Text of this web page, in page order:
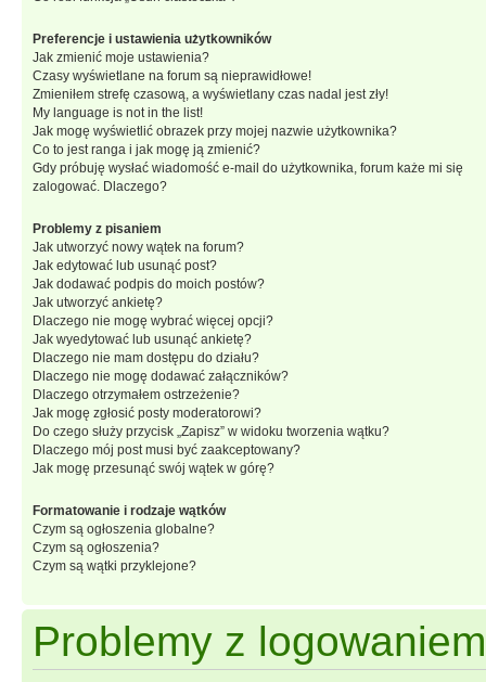
Preferencje i ustawienia użytkowników
Jak zmienić moje ustawienia?
Czasy wyświetlane na forum są nieprawidłowe!
Zmieniłem strefę czasową, a wyświetlany czas nadal jest zły!
My language is not in the list!
Jak mogę wyświetlić obrazek przy mojej nazwie użytkownika?
Co to jest ranga i jak mogę ją zmienić?
Gdy próbuję wysłać wiadomość e-mail do użytkownika, forum każe mi się
zalogować. Dlaczego?
Problemy z pisaniem
Jak utworzyć nowy wątek na forum?
Jak edytować lub usunąć post?
Jak dodawać podpis do moich postów?
Jak utworzyć ankietę?
Dlaczego nie mogę wybrać więcej opcji?
Jak wyedytować lub usunąć ankietę?
Dlaczego nie mam dostępu do działu?
Dlaczego nie mogę dodawać załączników?
Dlaczego otrzymałem ostrzeżenie?
Jak mogę zgłosić posty moderatorowi?
Do czego służy przycisk „Zapisz” w widoku tworzenia wątku?
Dlaczego mój post musi być zaakceptowany?
Jak mogę przesunąć swój wątek w górę?
Formatowanie i rodzaje wątków
Czym są ogłoszenia globalne?
Czym są ogłoszenia?
Czym są wątki przyklejone?
Problemy z